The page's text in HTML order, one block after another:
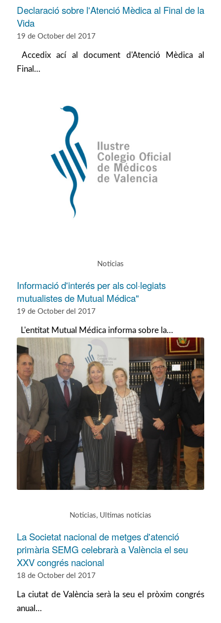
Declaració sobre l'Atenció Mèdica al Final de la
Vida
19 de October del 2017
Accedix ací al document d'Atenció Mèdica al
Final…
Noticias
Informació d'interés per als col·legiats
mutualistes de Mutual Médica"
19 de October del 2017
L'entitat Mutual Médica informa sobre la…
Noticias, Ultimas noticias
La Societat nacional de metges d'atenció
primària SEMG celebrarà a València el seu
XXV congrés nacional
18 de October del 2017
La ciutat de València serà la seu el pròxim congrés
anual…